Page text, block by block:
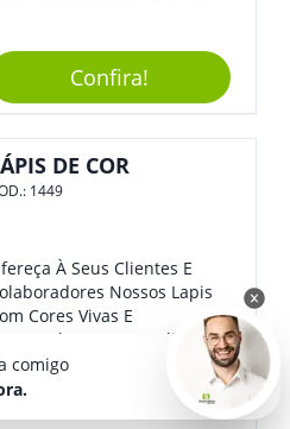
Confira!
DE COR
1449
À Seus Clientes E
Nossos Lapis
Cores Vivas E
Encantadoras Personalizado
Sua Marca. Com Lindo
O Brinde É Versátil
comigo